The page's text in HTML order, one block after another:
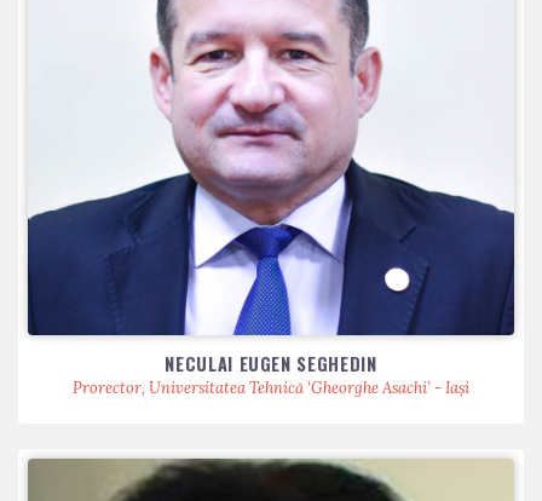
NECULAI EUGEN SEGHEDIN
Prorector, Universitatea Tehnică ‘Gheorghe Asachi’ - Iași